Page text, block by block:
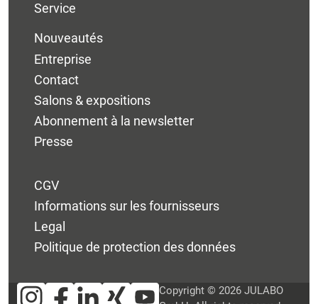
Service
Nouveautés
Entreprise
Contact
Salons & expositions
Abonnement à la newsletter
Presse
CGV
Informations sur les fournisseurs
Legal
Politique de protection des données
Copyright © 2026 JULABO